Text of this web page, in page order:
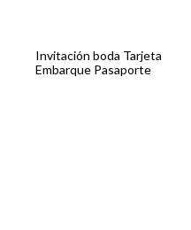
Invitación boda Tarjeta
Embarque Pasaporte